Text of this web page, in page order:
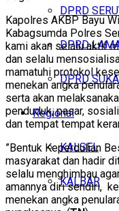
DPRD
DPRD
DPRD
Regional
KALSEL
KALBAR
Kapolres AKBP Bayu
Kabagsumda Polres
kami akan selalu aktif
dan selalu
mamatuhi protokol
menekan angka
serta akan
penduduk, pasar,
dan tempat tempat
”Bentuk Keperdulian
masyarakat dan hadir
selalu menghimbau
amannya diri sendiri,
menekan angka